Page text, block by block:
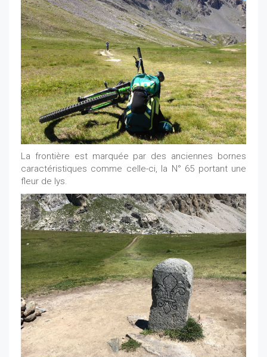
La frontière est marquée par des anciennes bornes
caractéristiques comme celle-ci, la N° 65 portant une
fleur de lys.